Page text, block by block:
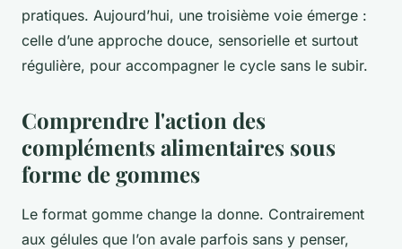
pratiques. Aujourd’hui, une troisième voie émerge :
celle d’une approche douce, sensorielle et surtout
régulière, pour accompagner le cycle sans le subir.
Comprendre l'action des
compléments alimentaires sous
forme de gommes
Le format gomme change la donne. Contrairement
aux gélules que l’on avale parfois sans y penser,